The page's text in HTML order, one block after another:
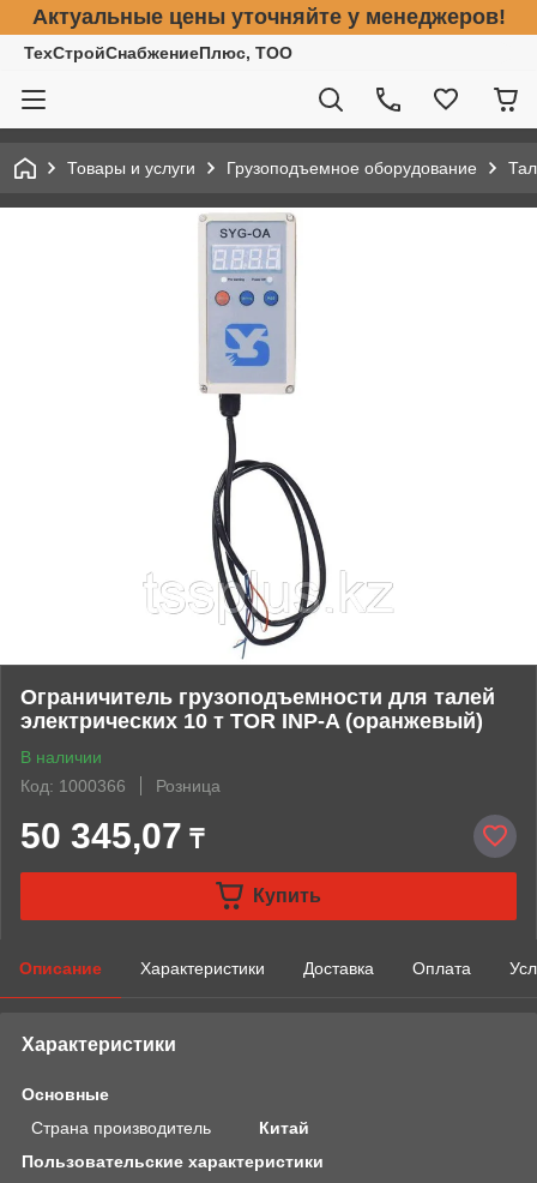
Актуальные цены уточняйте у менеджеров!
ТехСтройСнабжениеПлюс, ТОО
Товары и услуги Грузоподъемное оборудование
Ограничитель грузоподъемности для талей
электрических 10 т TOR INP-A (оранжевый)
В наличии
Код: 1000366
Розница
50 345,07 ₸
Купить
Описание Характеристики Доставка Оплата
Характеристики
Основные
Страна производитель
Китай
Пользовательские характеристики